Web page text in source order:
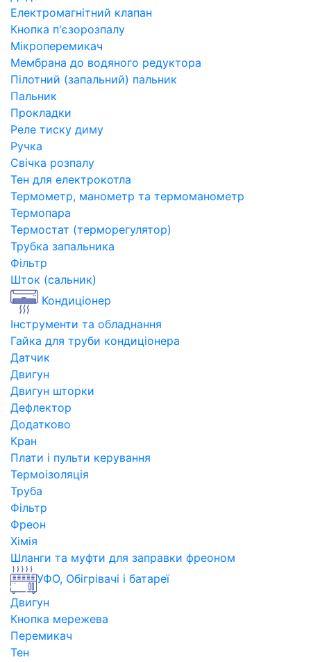
Електромагнітний клапан
Кнопка п'єзорозпалу
Мікроперемикач
Мембрана до водяного редуктора
Пілотний (запальний) пальник
Пальник
Прокладки
Реле тиску диму
Ручка
Свічка розпалу
Тен для електрокотла
Термометр, манометр та термоманометр
Термопара
Термостат (терморегулятор)
Трубка запальника
Фільтр
Шток (сальник)
Кондиціонер
Інструменти та обладнання
Гайка для труби кондиціонера
Датчик
Двигун
Двигун шторки
Дефлектор
Додатково
Кран
Плати і пульти керування
Термоізоляція
Труба
Фільтр
Фреон
Хімія
Шланги та муфти для заправки фреоном
УФО, Обігрівачі і батареї
Двигун
Кнопка мережева
Перемикач
Тен